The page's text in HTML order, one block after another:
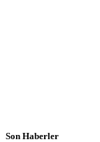
Son Haberler